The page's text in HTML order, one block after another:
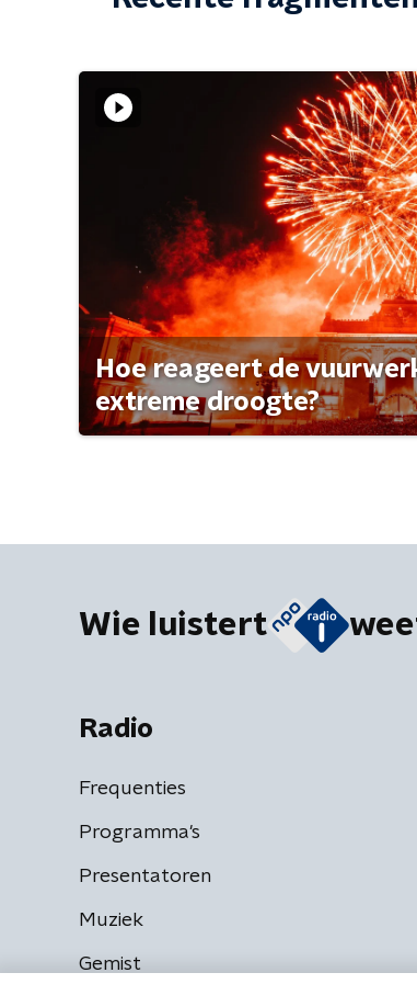
Hoe reageert de
extreme droogte?
Wie luistert
Radio
Frequenties
Programma's
Presentatoren
Muziek
Gemist